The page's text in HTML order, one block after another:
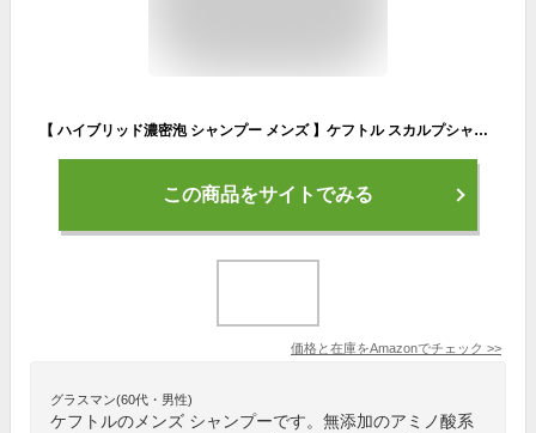
【 ハイブリッド濃密泡 シャンプー メンズ 】ケフトル スカルプシャンプー 高濃度キャピキシル 厳選アミノ酸 馬油 メンズシャンプー 男性用 無添加 アミノ酸系 洗浄 ノンシリコンシャンプー 頭皮ケア 男性 250ml ボトル
この商品をサイトでみる
価格と在庫をAmazonでチェック >>
グラスマン(60代・男性)
ケフトルのメンズ シャンプーです。無添加のアミノ酸系